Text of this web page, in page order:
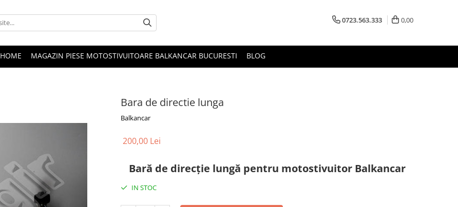
0723.563.333 0,00
HOME MAGAZIN PIESE MOTOSTIVUITOARE BALKANCAR BUCURESTI BLOG
Bara de directie lunga
Balkancar
200,00 Lei
Bară de direcție lungă pentru motostivuitor Balkancar
IN STOC